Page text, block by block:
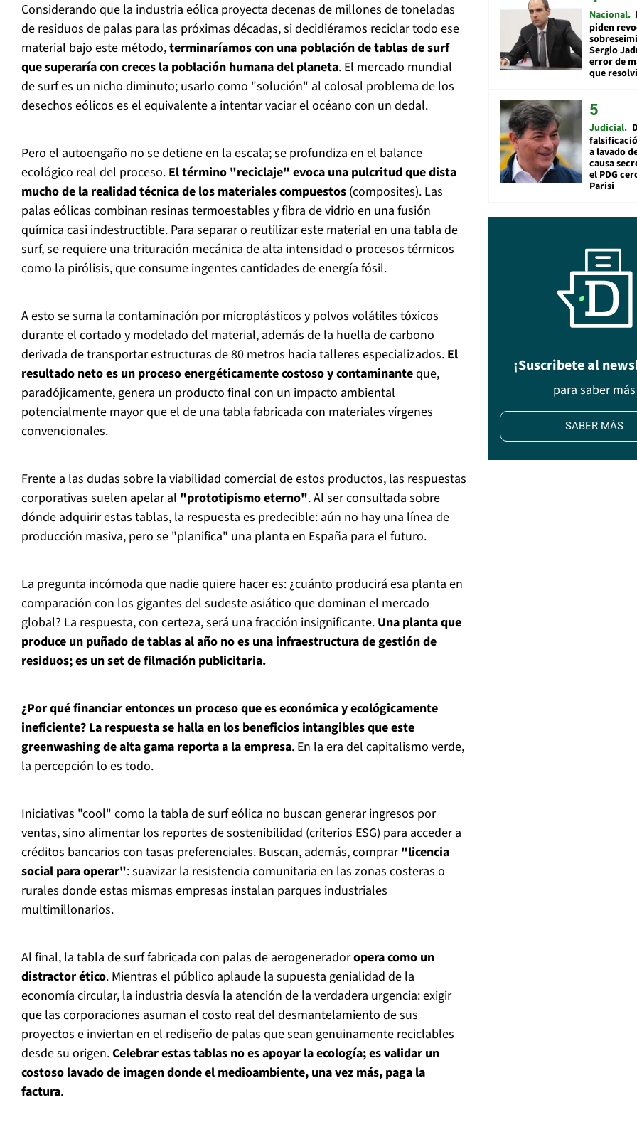
Considerando que la industria eólica proyecta decenas de millones de toneladas
de residuos de palas para las próximas décadas, si decidiéramos reciclar todo ese
material bajo este método,terminaríamos con una población de tablas de surf
que superaría con creces la población humana del planeta. El mercado mundial
de surf es un nicho diminuto; usarlo como "solución" al colosal problema de los
desechos eólicos es el equivalente a intentar vaciar el océano con un dedal.
Pero el autoengaño no se detiene en la escala; se profundiza en el balance
ecológico real del proceso. El término "reciclaje" evoca una pulcritud que dista
mucho de la realidad técnica de los materiales compuestos (composites). Las
palas eólicas combinan resinas termoestables y fibra de vidrio en una fusión
química casi indestructible. Para separar o reutilizar este material en una tabla de
surf, se requiere una trituración mecánica de alta intensidad o procesos térmicos
como la pirólisis, que consume ingentes cantidades de energía fósil.
A esto se suma la contaminación por microplásticos y polvos volátiles tóxicos
durante el cortado y modelado del material, además de la huella de carbono
derivada de transportar estructuras de 80 metros hacia talleres especializados. El
resultado neto es un proceso energéticamente costoso y contaminanteque,
paradójicamente, genera un producto final con un impacto ambiental
potencialmente mayor que el de una tabla fabricada con materiales vírgenes
convencionales.
Frente a las dudas sobre la viabilidad comercial de estos productos, las respuestas
corporativas suelen apelar al "prototipismo eterno". Al ser consultada sobre
dónde adquirir estas tablas, la respuesta es predecible: aún no hay una línea de
producción masiva, pero se "planifica" una planta en España para el futuro.
La pregunta incómoda que nadie quiere hacer es: ¿cuánto producirá esa planta en
comparación con los gigantes del sudeste asiático que dominan el mercado
global? La respuesta, con certeza, será una fracción insignificante. Una planta que
produce un puñado de tablas al año no es una infraestructura de gestión de
residuos; es un set de filmación publicitaria.
¿Por qué financiar entonces un proceso que es económica y ecológicamente
ineficiente? La respuesta se halla en los beneficios intangibles que este
greenwashing de alta gama reporta a la empresa. En la era del capitalismo verde,
la percepción lo es todo.
Iniciativas "cool" como la tabla de surf eólica no buscan generar ingresos por
ventas, sino alimentar los reportes de sostenibilidad (criterios ESG) para acceder a
créditos bancarios con tasas preferenciales. Buscan, además, comprar"licencia
social para operar": suavizar la resistencia comunitaria en las zonas costeras o
rurales donde estas mismas empresas instalan parques industriales
multimillonarios.
Al final, la tabla de surf fabricada con palas de aerogeneradoropera como un
distractor ético. Mientras el público aplaude la supuesta genialidad de la
economía circular, la industria desvía la atención de la verdadera urgencia: exigir
que las corporaciones asuman el costo real del desmantelamiento de sus
proyectos e inviertan en el rediseño de palas que sean genuinamente reciclables
desde su origen.Celebrar estas tablas no es apoyar la ecología; es validar un
costoso lavado de imagen donde el medioambiente, una vez más, paga la
factura.
Nacional
piden
Sergio
error de
que
Judicial
a lavado
causa
el PDG
Parisi
¡Suscribete al
para saber más
SABER MÁS